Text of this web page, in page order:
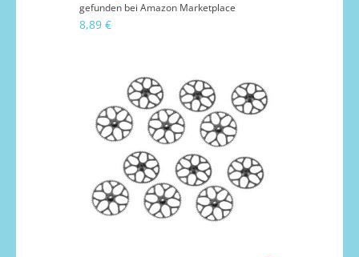
gefunden bei Amazon Marketplace
8,89 €